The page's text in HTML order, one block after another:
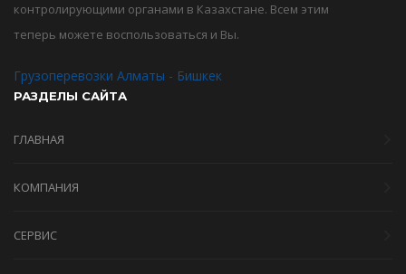
контролирующими органами в Казахстане. Всем этим
теперь можете воспользоваться и Вы.
Грузоперевозки Алматы - Бишкек
РАЗДЕЛЫ САЙТА
ГЛАВНАЯ
КОМПАНИЯ
СЕРВИС